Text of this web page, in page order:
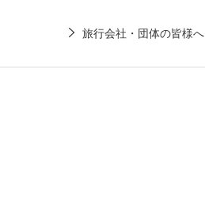
旅行会社・団体の皆様へ